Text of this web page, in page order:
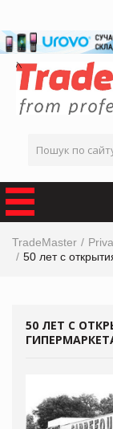
TradeMaster
50 лет с
50 ЛЕТ С